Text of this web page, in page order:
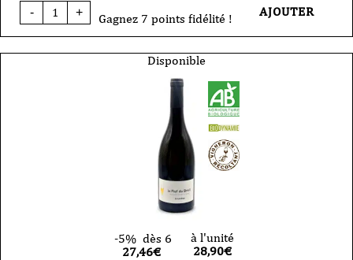
-
quantité
de
-
+ Gagnez 7 points fidélité ! AJOUTER
Disponible
-5% dès 6
27,46€
à l'unité
28,90€